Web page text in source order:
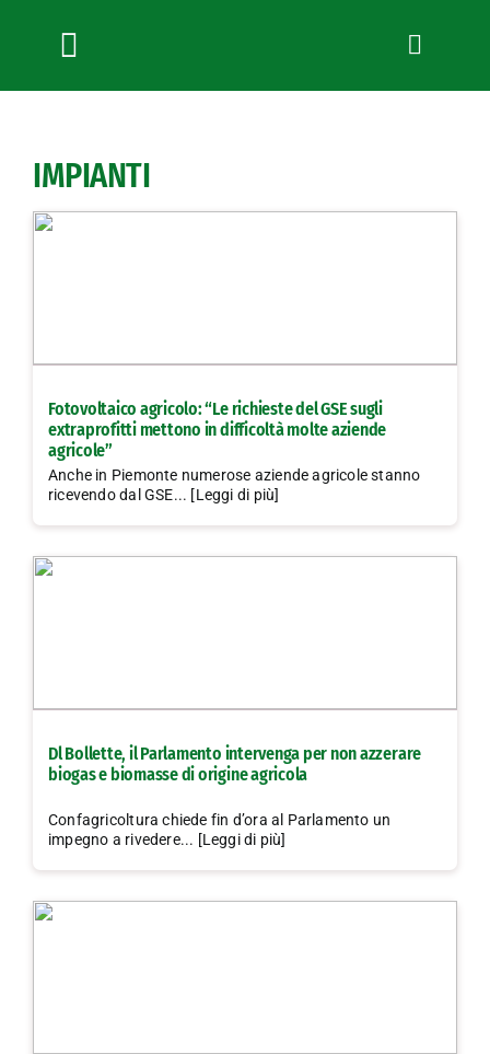
Toggle
Navigation
News
Bandi
Lavora con noi
Contatti
IMPIANTI
Fotovoltaico agricolo: “Le richieste del GSE sugli
extraprofitti mettono in difficoltà molte aziende
agricole”
Anche in Piemonte numerose aziende agricole stanno
ricevendo dal GSE... [Leggi di più]
Dl Bollette, il Parlamento intervenga per non azzerare
biogas e biomasse di origine agricola
Confagricoltura chiede fin d’ora al Parlamento un
impegno a rivedere... [Leggi di più]